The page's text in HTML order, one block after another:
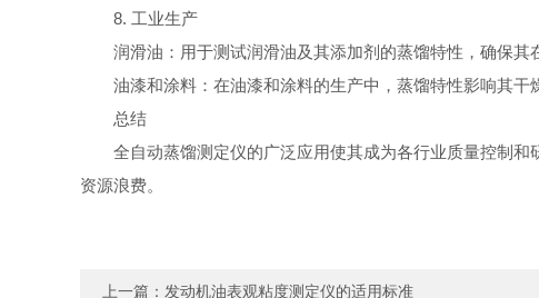
8. 工业生产
润滑油：用于测试润滑油及其添加剂的蒸馏特性，确保其
油漆和涂料：在油漆和涂料的生产中，蒸馏特性影响其干
总结
全自动蒸馏测定仪的广泛应用使其成为各行业质量控制
资源浪费。
上一篇： 发动机油表观粘度测定仪的适用标准